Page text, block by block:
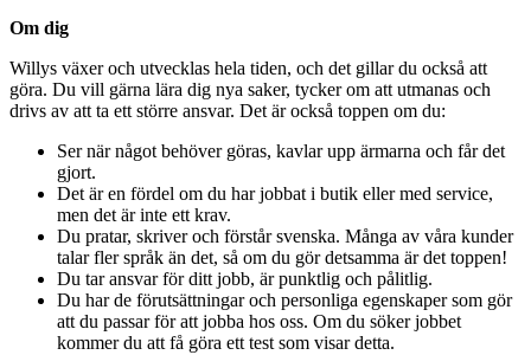
Om dig
Willys växer och utvecklas hela tiden, och det gillar du också att
göra. Du vill gärna lära dig nya saker, tycker om att utmanas och
drivs av att ta ett större ansvar. Det är också toppen om du:
Ser när något behöver göras, kavlar upp ärmarna och får det
gjort.
Det är en fördel om du har jobbat i butik eller med service,
men det är inte ett krav.
Du pratar, skriver och förstår svenska. Många av våra kunder
talar fler språk än det, så om du gör detsamma är det toppen!
Du tar ansvar för ditt jobb, är punktlig och pålitlig.
Du har de förutsättningar och personliga egenskaper som gör
att du passar för att jobba hos oss. Om du söker jobbet
kommer du att få göra ett test som visar detta.